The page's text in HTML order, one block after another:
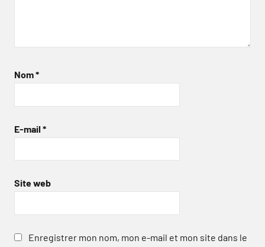
Nom*
E-mail *
Site web
Enregistrer mon nom, mon e-mail et mon site dans le